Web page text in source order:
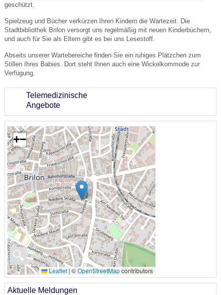
geschützt.
Spielzeug und Bücher verkürzen Ihren Kindern die Wartezeit. Die
Stadtbibliothek Brilon versorgt uns regelmäßig mit neuen Kinderbüchern,
und auch für Sie als Eltern gibt es bei uns Lesestoff.
Abseits unserer Wartebereiche finden Sie ein ruhiges Plätzchen zum
Stillen Ihres Babies. Dort steht Ihnen auch eine Wickelkommode zur
Verfügung.
Telemedizinische
Angebote
🔍
+−
Leaflet | ©OpenStreetMapcontributors
Aktuelle Meldungen